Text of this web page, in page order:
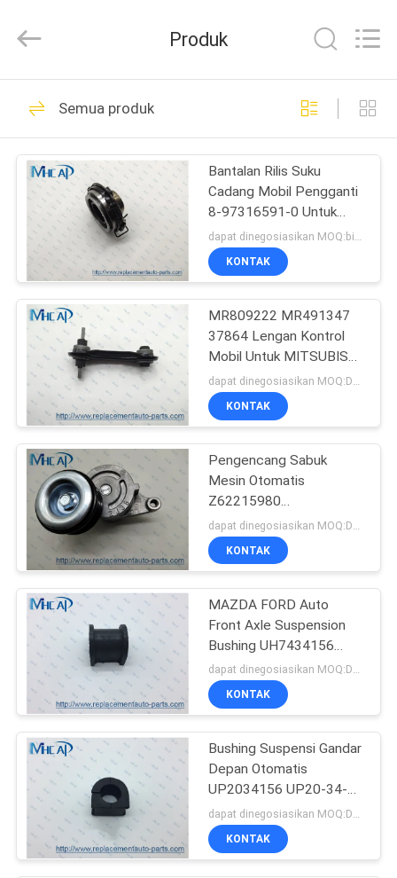
RUMAH
PRODUK
TENTANG
KAMI
TUR
PABRIK
KONTROL
KUALITAS
HUBUNGI
KAMI
PERMINTAAN
PENAWARAN
SITEMAP
PRIVACY
POLICY
Parts
Limited.
Reserved.
Sensor Oksigen
Otomatis
108
Auto Power Window
Switch
61
Jam Otomotif
Musim Semi
Pengapian otomatis
117
256
Produk
Semua produk
Bantalan Rilis Suku
Cadang Mobil Pengganti
8-97316591-0 Untuk
ISUZU D-MAX I
dapat dinegosiasikan MOQ:bisa dinegosiasikan
KONTAK
MR809222 MR491347
37864 Lengan Kontrol
Mobil Untuk MITSUBISHI
CARISMA
KONTAK
Pengencang Sabuk
Mesin Otomatis
Z62215980
Z62215980A
KONTAK
MAZDA FORD Auto
Front Axle Suspension
Bushing UH7434156
UH74-34-156
dapat dinegosiasikan MOQ:Dapat dinegosiasikan
KONTAK
Bushing Suspensi Gandar
Depan Otomatis
UP2034156 UP20-34-
156 MAZDA FORD
dapat dinegosiasikan MOQ:Dapat dinegosiasikan
KONTAK